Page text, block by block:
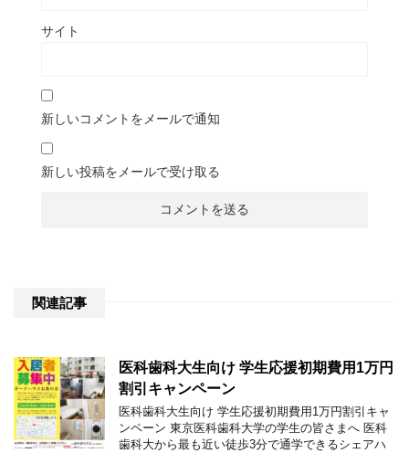
サイト
新しいコメントをメールで通知
新しい投稿をメールで受け取る
関連記事
医科歯科大生向け 学生応援初期費用1万円
割引キャンペーン
医科歯科大生向け 学生応援初期費用1万円割引キャ
ンペーン 東京医科歯科大学の学生の皆さまへ 医科
歯科大から最も近い徒歩3分で通学できるシェアハ